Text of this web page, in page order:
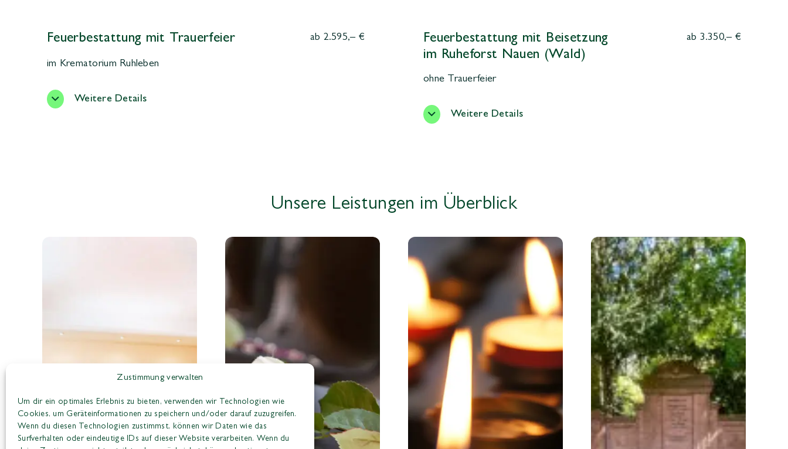
Zustimmung verwalten
Um dir ein optimales Erlebnis zu bieten, verwenden wir Technologien wie
Cookies, um Geräteinformationen zu speichern und/oder darauf zuzugreifen.
Wenn du diesen Technologien zustimmst, können wir Daten wie das
Surfverhalten oder eindeutige IDs auf dieser Website verarbeiten. Wenn du
Feuerbestattung mit Trauerfeier ab 2.595,– €
im Krematorium Ruhleben
Weitere Details
Feuerbestattung mit Beisetzung
im Ruheforst Nauen (Wald)
ab 3.350,– €
ohne Trauerfeier
Weitere Details
Unsere Leistungen im Überblick